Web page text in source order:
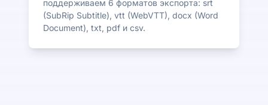
поддерживаем 6 форматов экспорта: srt
(SubRip Subtitle), vtt (WebVTT), docx (Word
Document), txt, pdf и csv.